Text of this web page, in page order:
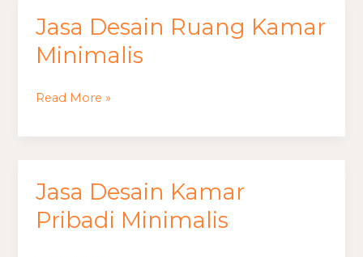
Jasa Desain Ruang Kamar
Minimalis
Jasa
Desain
Ruang
Read More »
Jasa Desain Kamar
Pribadi Minimalis
Jasa
Desain
Kamar